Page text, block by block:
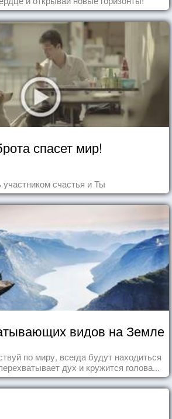
спасет мир!
участником счастья и Ты
видов на Земле
по миру, всегда будут находиться
дух и кружится голова...